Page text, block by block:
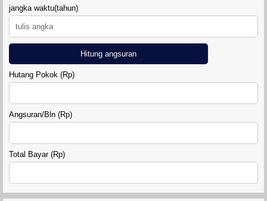
jangka waktu(tahun)
Hitung angsuran
Hutang Pokok (Rp)
Angsuran/Bln (Rp)
Total Bayar (Rp)